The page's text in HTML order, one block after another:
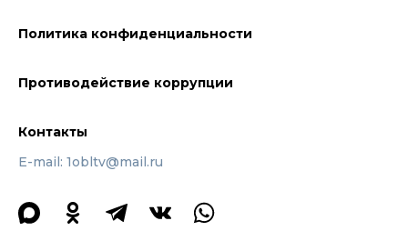
Политика конфиденциальности
Противодействие коррупции
Контакты
E-mail: 1obltv@mail.ru